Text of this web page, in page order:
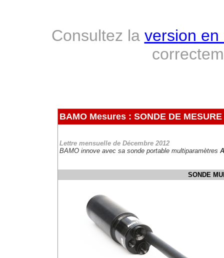
Consultez la version en
BAMO Mesures : SONDE DE
Lettre mensuelle de Décembre 2012
BAMO innove avec sa sonde portable multiparamètres
SONDE